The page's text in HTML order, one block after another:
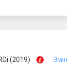
(2019)